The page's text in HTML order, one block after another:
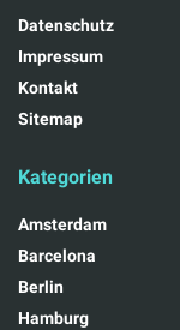
Datenschutz
Impressum
Kontakt
Sitemap
Kategorien
Amsterdam
Barcelona
Berlin
Hamburg